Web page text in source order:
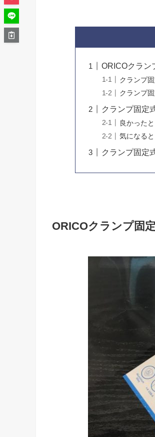
ORICOクラ
クランプ
クランプ
クランプ固定
良かった
気になる
クランプ固定
ORICOクランプ固